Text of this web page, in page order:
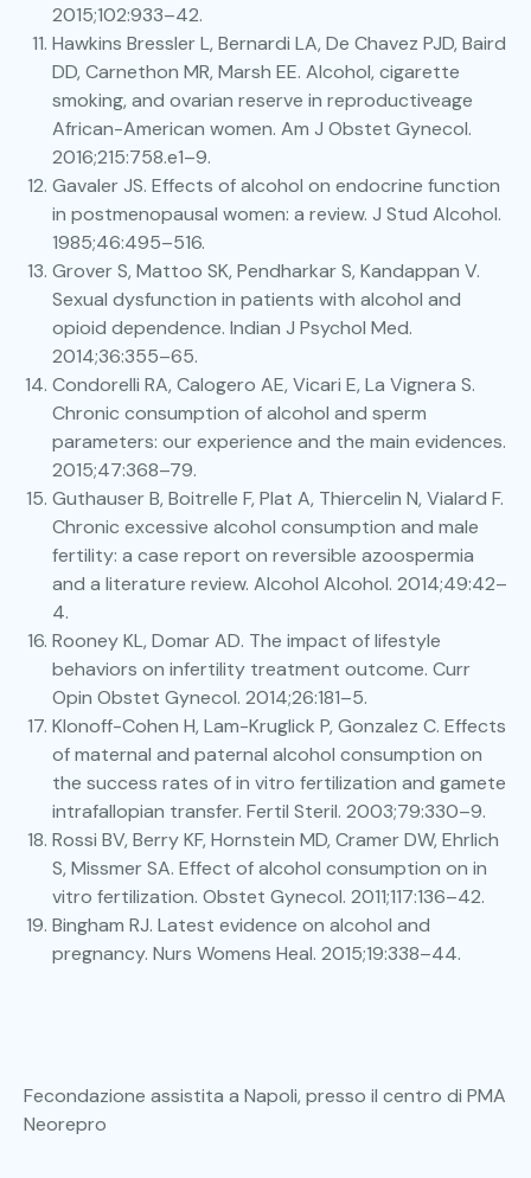
2015;102:933–42.
Hawkins Bressler L, Bernardi LA, De Chavez PJD, Baird
DD, Carnethon MR, Marsh EE. Alcohol, cigarette
smoking, and ovarian reserve in reproductiveage
African-American women. Am J Obstet Gynecol.
2016;215:758.e1–9.
Gavaler JS. Effects of alcohol on endocrine function
in postmenopausal women: a review. J Stud Alcohol.
1985;46:495–516.
Grover S, Mattoo SK, Pendharkar S, Kandappan V.
Sexual dysfunction in patients with alcohol and
opioid dependence. Indian J Psychol Med.
2014;36:355–65.
Condorelli RA, Calogero AE, Vicari E, La Vignera S.
Chronic consumption of alcohol and sperm
parameters: our experience and the main evidences.
2015;47:368–79.
Guthauser B, Boitrelle F, Plat A, Thiercelin N, Vialard F.
Chronic excessive alcohol consumption and male
fertility: a case report on reversible azoospermia
and a literature review. Alcohol Alcohol. 2014;49:42–
4.
Rooney KL, Domar AD. The impact of lifestyle
behaviors on infertility treatment outcome. Curr
Opin Obstet Gynecol. 2014;26:181–5.
Klonoff-Cohen H, Lam-Kruglick P, Gonzalez C. Effects
of maternal and paternal alcohol consumption on
the success rates of in vitro fertilization and gamete
intrafallopian transfer. Fertil Steril. 2003;79:330–9.
Rossi BV, Berry KF, Hornstein MD, Cramer DW, Ehrlich
S, Missmer SA. Effect of alcohol consumption on in
vitro fertilization. Obstet Gynecol. 2011;117:136–42.
Bingham RJ. Latest evidence on alcohol and
pregnancy. Nurs Womens Heal. 2015;19:338–44.
Fecondazione assistita a Napoli, presso il centro di PMA
Neorepro